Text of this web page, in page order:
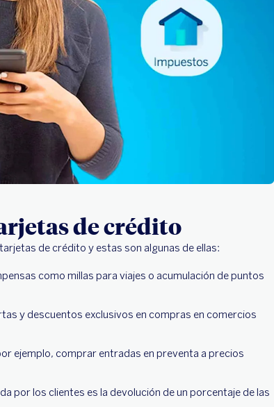
de crédito
de crédito y estas son algunas de ellas:
como millas para viajes o acumulación de puntos
y descuentos exclusivos en compras en comercios
ejemplo, comprar entradas en preventa a precios
por los clientes es la devolución de un porcentaje de las